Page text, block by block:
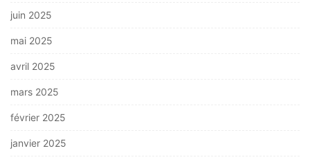
juin 2025
mai 2025
avril 2025
mars 2025
février 2025
janvier 2025